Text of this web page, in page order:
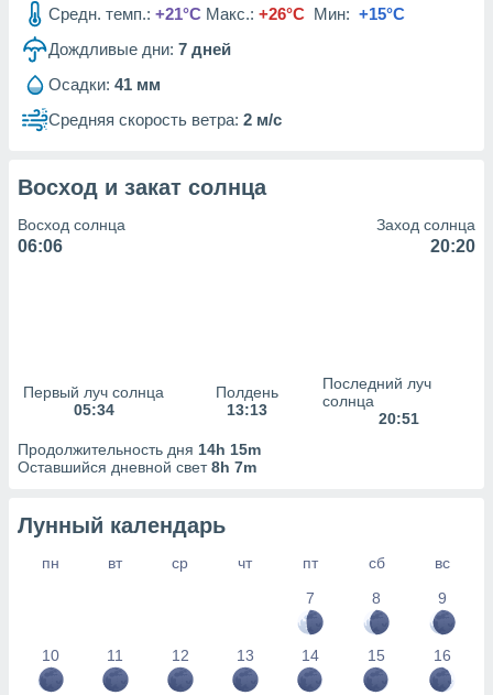
рекламы
сведения
наших 1199
Средн. темп.: +21°C Макс.: +26°C Мин: +15°C
Дождливые дни: 7 дней
Осадки: 41 мм
Средняя скорость ветра: 2 м/с
Восход и закат солнца
Восход солнца
06:06
Заход солнца
20:20
Первый луч солнца
05:34
Полдень
13:13
Последний луч
солнца
20:51
Продолжительность дня 14h 15m
Оставшийся дневной свет8h 7m
Лунный календарь
пн вт ср чт пт сб
вс
7
8 9
10 11 12 13 14 15 16